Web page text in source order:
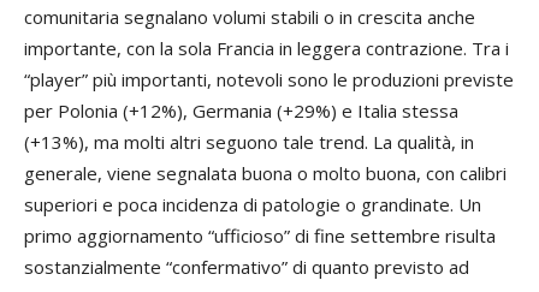
comunitaria segnalano volumi stabili o in crescita anche
importante, con la sola Francia in leggera contrazione. Tra i
“player” più importanti, notevoli sono le produzioni previste
per Polonia (+12%), Germania (+29%) e Italia stessa
(+13%), ma molti altri seguono tale trend. La qualità, in
generale, viene segnalata buona o molto buona, con calibri
superiori e poca incidenza di patologie o grandinate. Un
primo aggiornamento “ufficioso” di fine settembre risulta
sostanzialmente “confermativo” di quanto previsto ad